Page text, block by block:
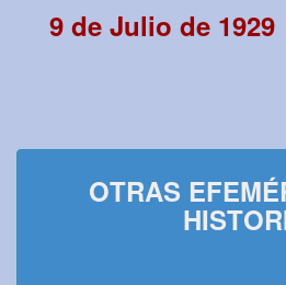
9 de Julio de 1929
OTRAS